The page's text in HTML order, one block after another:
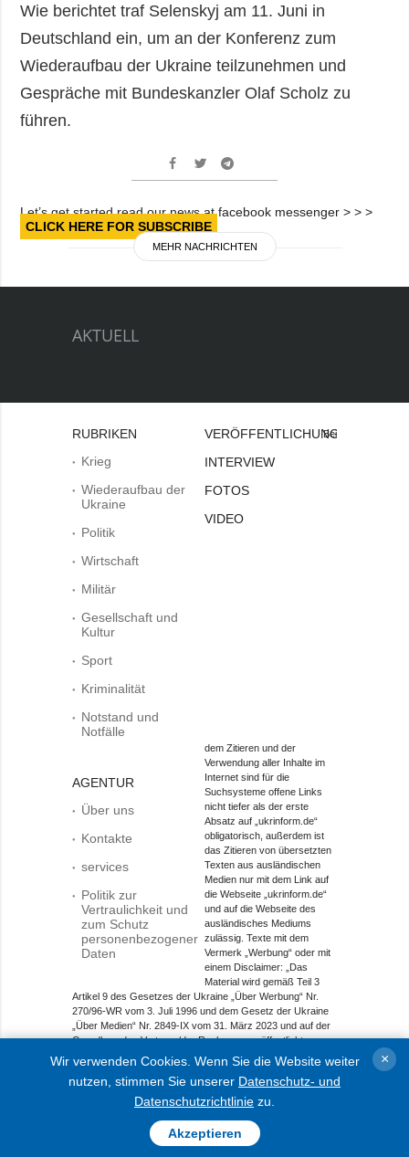
Wie berichtet traf Selenskyj am 11. Juni in
Deutschland ein, um an der Konferenz zum
Wiederaufbau der Ukraine teilzunehmen und
Gespräche mit Bundeskanzler Olaf Scholz zu
führen.
Let’s get started read our news at facebook messenger > > >
CLICK HERE FOR SUBSCRIBE
MEHR NACHRICHTEN
AKTUELL
RUBRIKEN
Krieg
Wiederaufbau der
Ukraine
Politik
Wirtschaft
Militär
Gesellschaft und
Kultur
Sport
Kriminalität
Notstand und
Notfälle
AGENTUR
Über uns
Kontakte
services
Politik zur
Vertraulichkeit und
zum Schutz
personenbezogener
Daten
VERÖFFENTLICHUNGEN
INTERVIEW
FOTOS
VIDEO
Bei
dem Zitieren und der
Verwendung aller Inhalte im
Internet sind für die
Suchsysteme offene Links
nicht tiefer als der erste
Absatz auf „ukrinform.de“
obligatorisch, außerdem ist
das Zitieren von übersetzten
Texten aus ausländischen
Medien nur mit dem Link auf
die Webseite „ukrinform.de“
und auf die Webseite des
ausländisches Mediums
zulässig. Texte mit dem
Vermerk „Werbung“ oder mit
einem Disclaimer: „Das
Material wird gemäß Teil 3
Artikel 9 des Gesetzes der Ukraine „Über Werbung“ Nr.
270/96-WR vom 3. Juli 1996 und dem Gesetz der Ukraine
„Über Medien“ Nr. 2849-IX vom 31. März 2023 und auf der
Grundlage des Vertrags/der Rechnung veröffentlicht.
Objekt im Bereich Onlinemedien; Medien-ID R40-01421.
© 2015-2026 Ukrinform. Alle Rechte sind geschützt.
Wir verwenden Cookies. Wenn Sie die Website weiter
nutzen, stimmen Sie unserer Datenschutz- und
Datenschutzrichtlinie zu.
Akzeptieren
×